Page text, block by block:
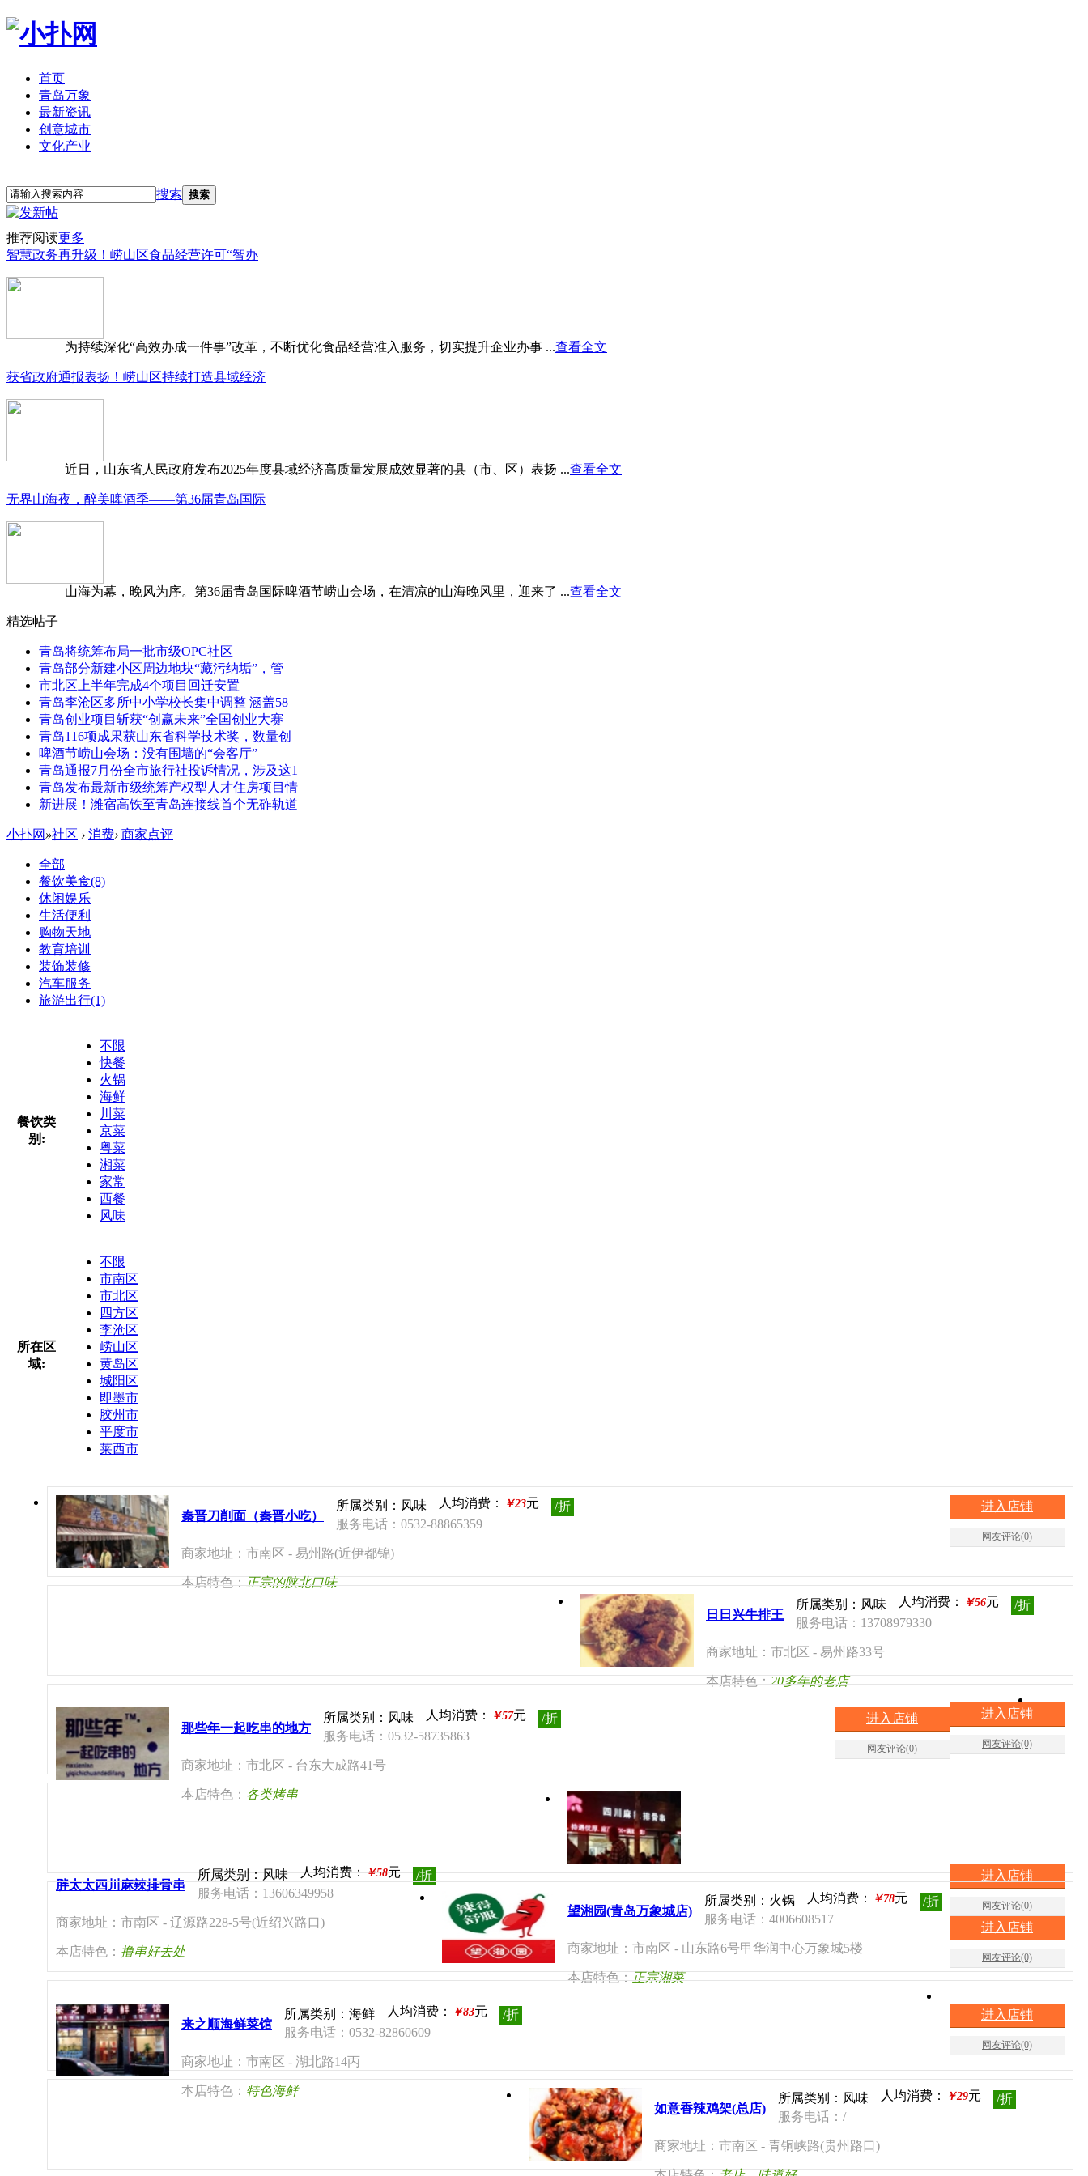
首页
青岛万象
最新资讯
创意城市
文化产业
搜索 搜索
推荐阅读更多
智慧政务再升级！崂山区食品经营许可“智办
为持续深化“高效办成一件事”改革，不断优化食品经营准入服务，切实提升企业办事 ...查看全文
获省政府通报表扬！崂山区持续打造县域经济
近日，山东省人民政府发布2025年度县域经济高质量发展成效显著的县（市、区）表扬 ...查看全文
无界山海夜，醉美啤酒季——第36届青岛国际
山海为幕，晚风为序。第36届青岛国际啤酒节崂山会场，在清凉的山海晚风里，迎来了 ...查看全文
精选帖子
青岛将统筹布局一批市级OPC社区
青岛部分新建小区周边地块“藏污纳垢”，管
市北区上半年完成4个项目回迁安置
青岛李沧区多所中小学校长集中调整 涵盖58
青岛创业项目斩获“创赢未来”全国创业大赛
青岛116项成果获山东省科学技术奖，数量创
啤酒节崂山会场：没有围墙的“会客厅”
青岛通报7月份全市旅行社投诉情况，涉及这1
青岛发布最新市级统筹产权型人才住房项目情
新进展！潍宿高铁至青岛连接线首个无砟轨道
小扑网 »社区 › 消费› 商家点评
全部
餐饮美食(8)
休闲娱乐
生活便利
购物天地
教育培训
装饰装修
汽车服务
旅游出行(1)
餐饮类
别:
不限
快餐
火锅
海鲜
川菜
京菜
粤菜
湘菜
家常
西餐
风味
所在区
域:
不限
市南区
市北区
四方区
李沧区
崂山区
黄岛区
城阳区
即墨市
胶州市
平度市
莱西市
秦晋刀削面（秦晋小吃）
所属类别：风味 人均消费： ￥23元
/折
服务电话：0532-88865359
商家地址：市南区 - 易州路(近伊都锦)
本店特色：正宗的陕北口味
进入店铺
网友评论(0)
日日兴牛排王
所属类别：风味 人均消费： ￥56元
/折
服务电话：13708979330
商家地址：市北区 - 易州路33号
本店特色：20多年的老店
进入店铺
网友评论(0)
那些年一起吃串的地方
所属类别：风味 人均消费： ￥57元
/折
服务电话：0532-58735863
商家地址：市北区 - 台东大成路41号
本店特色： 各类烤串
进入店铺
网友评论(0)
胖太太四川麻辣排骨串
所属类别：风味 人均消费：￥58元
/折
服务电话：13606349958
商家地址：市南区 - 辽源路228-5号(近绍兴路口)
本店特色： 撸串好去处
进入店铺
网友评论(0)
望湘园(青岛万象城店)
所属类别：火锅 人均消费： ￥78元
/折
服务电话：4006608517
商家地址：市南区 - 山东路6号甲华润中心万象城5楼
本店特色：正宗湘菜
进入店铺
网友评论(0)
来之顺海鲜菜馆
所属类别：海鲜 人均消费： ￥83元
/折
服务电话：0532-82860609
商家地址：市南区 - 湖北路14丙
本店特色： 特色海鲜
进入店铺
网友评论(0)
如意香辣鸡架(总店)
所属类别：风味 人均消费： ￥29元
/折
服务电话：/
商家地址：市南区 - 青铜峡路(贵州路口)